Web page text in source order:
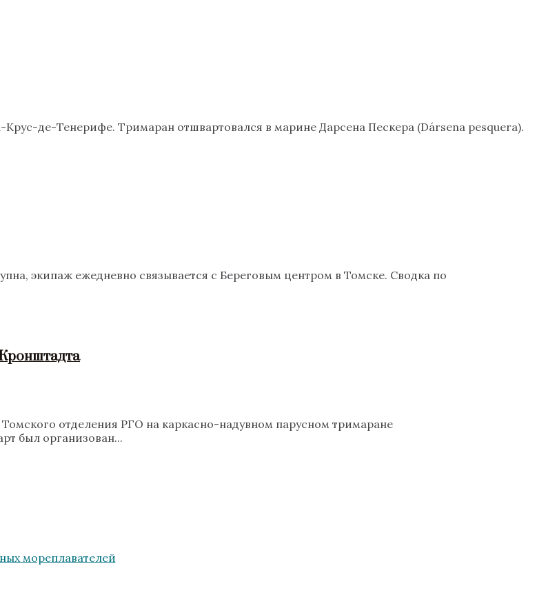
де-Тенерифе. Тримаран отшвартовался в марине Дарсена Пескера (Dársena pesquera).
экипаж ежедневно связывается с Береговым центром в Томске. Сводка по
отделения РГО на каркасно-надувном парусном тримаране
был организован...